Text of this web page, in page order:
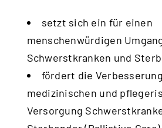
setzt sich ein für einen
menschenwürdigen
Schwerstkranken und
fördert die
medizinischen und
Versorgung